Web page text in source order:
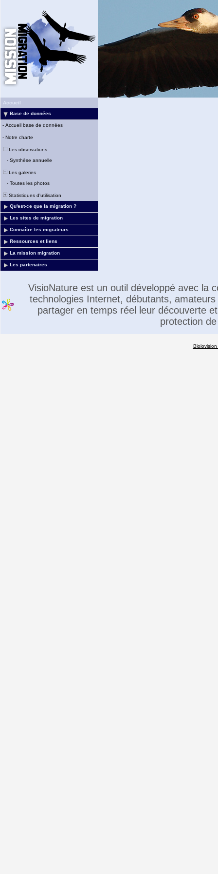
Accueil
Base de données
- Accueil base de données
- Notre charte
Les observations
- Synthèse annuelle
Les galeries
- Toutes les photos
Statistiques d'utilisation
Qu'est-ce que la migration ?
Les sites de migration
Connaître les migrateurs
Ressources et liens
La mission migration
Les partenaires
VisioNature est un outil développé avec la
technologies Internet, débutants,
partager en temps réel leur découverte
protection
Biolovision